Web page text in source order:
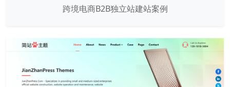
跨境电商B2B独立站建站案例